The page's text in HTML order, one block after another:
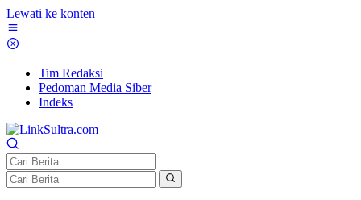
Lewati ke konten
Tim Redaksi
Pedoman Media Siber
Indeks